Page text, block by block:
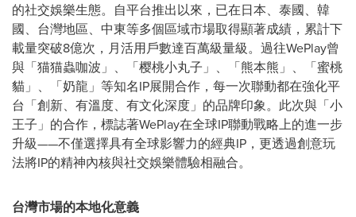
的社交娛樂生態。自平台推出以來，已在日本、泰國、韓
國、台灣地區、中東等多個區域市場取得顯著成績，累計下
載量突破8億次，月活用戶數達百萬級量級。過往WePlay曾
與「猫猫蟲咖波」、「樱桃小丸子」、「熊本熊」、「蜜桃
貓」、「奶龍」等知名IP展開合作，每一次聯動都在強化平
台「創新、有溫度、有文化深度」的品牌印象。此次與「小
王子」的合作，標誌著WePlay在全球IP聯動戰略上的進一步
升級——不僅選擇具有全球影響力的經典IP，更透過創意玩
法將IP的精神內核與社交娛樂體驗相融合。
台灣市場的本地化意義